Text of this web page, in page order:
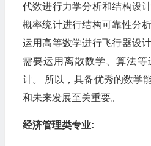
代数进行力学分析和结构设
概率统计进行结构可靠性分
运用高等数学进行飞行器设
需要运用离散数学、算法
计。 所以，具备优秀的数学
和未来发展至关重要。
经济管理类专业: